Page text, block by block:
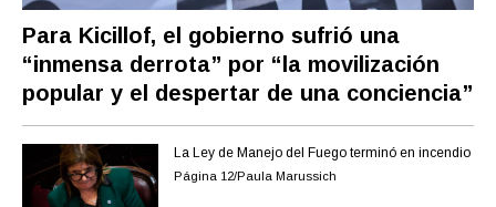
Para Kicillof, el gobierno sufrió una
“inmensa derrota” por “la movilización
popular y el despertar de una conciencia”
La Ley de Manejo del Fuego terminó en incendio
Página 12/Paula Marussich